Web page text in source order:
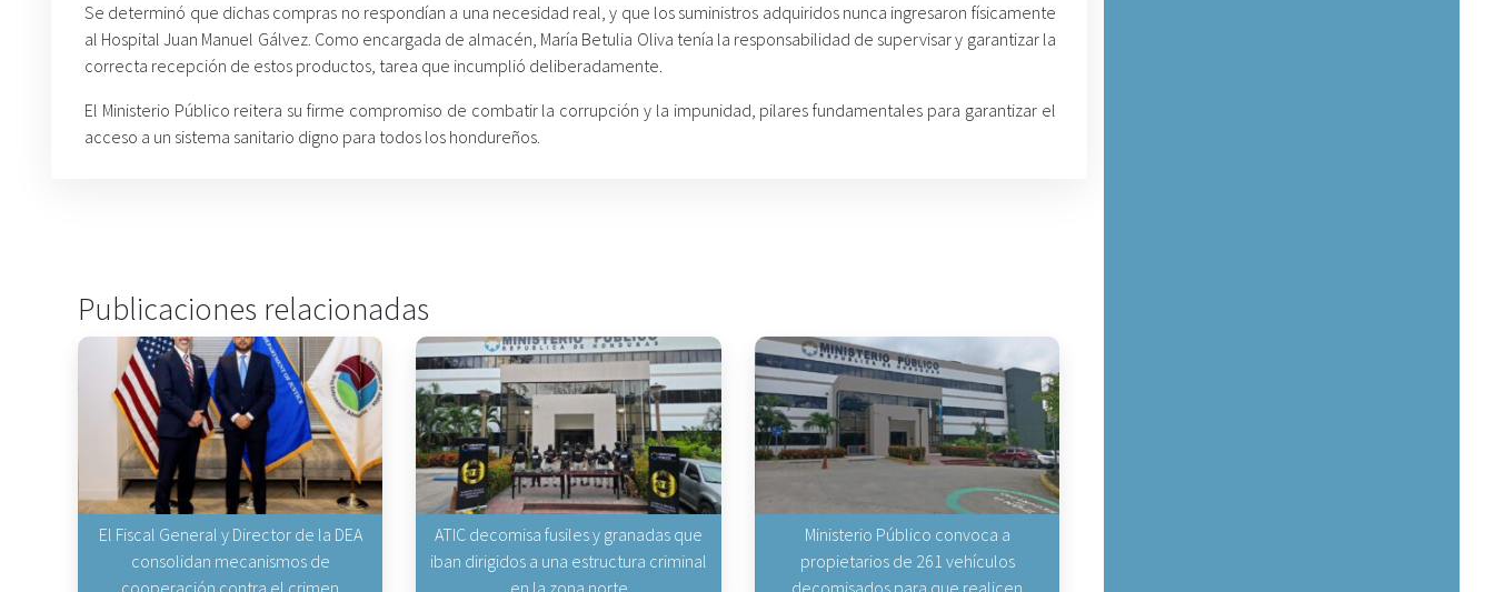
Se determinó que dichas compras no respondían a una necesidad real, y que los suministros adquiridos nunca ingresaron físicamente
al Hospital Juan Manuel Gálvez. Como encargada de almacén, María Betulia Oliva tenía la responsabilidad de supervisar y garantizar la
correcta recepción de estos productos, tarea que incumplió deliberadamente.
El Ministerio Público reitera su firme compromiso de combatir la corrupción y la impunidad, pilares fundamentales para garantizar el
acceso a un sistema sanitario digno para todos los hondureños.
Publicaciones relacionadas
El Fiscal General y Director de la DEA
consolidan mecanismos de
cooperación contra el crimen
ATIC decomisa fusiles y granadas que
iban dirigidos a una estructura criminal
en la zona norte
Ministerio Público convoca a
propietarios de 261 vehículos
decomisados para que realicen